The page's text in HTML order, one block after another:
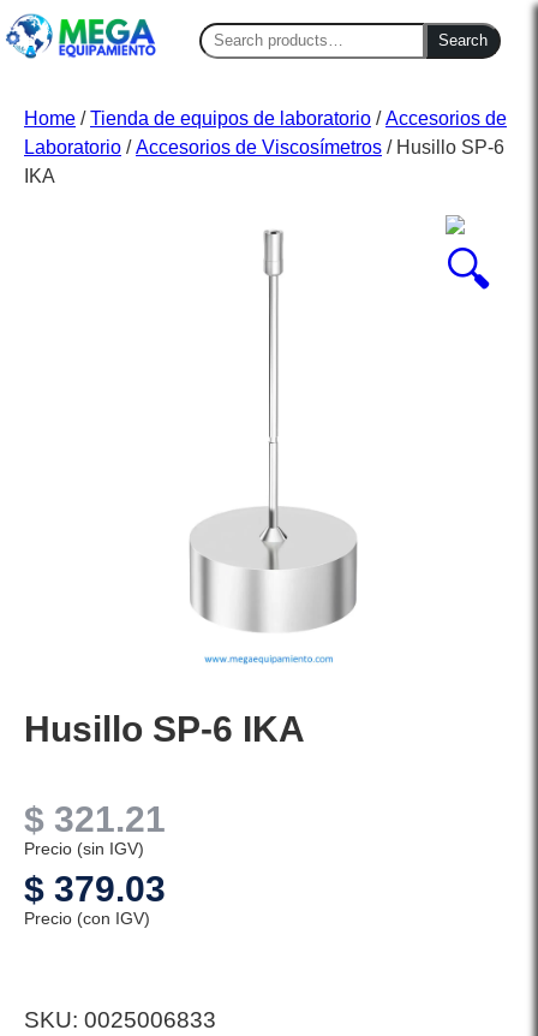
Search
for:
Search
Home /Tienda de equipos de laboratorio /Accesorios de
Laboratorio /Accesorios de Viscosímetros / Husillo SP-6
IKA
Husillo SP-6 IKA
$ 321.21
Precio (sin IGV)
$ 379.03
Precio (con IGV)
SKU: 0025006833